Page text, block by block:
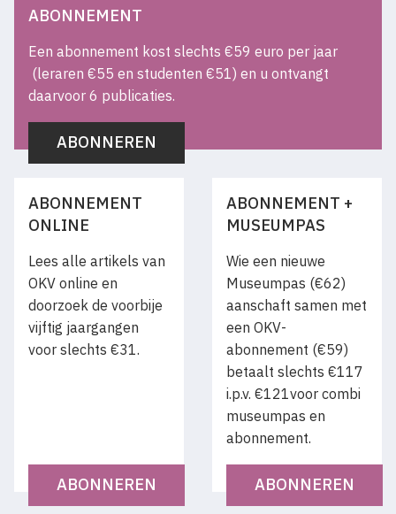
ABONNEMENT
Een abonnement kost slechts €59 euro per jaar
(leraren €55 en studenten €51) en u ontvangt
daarvoor 6 publicaties.
ABONNEREN
ABONNEMENT
ONLINE
Lees alle artikels van
OKV online en
doorzoek de voorbije
vijftig jaargangen
voor slechts €31.
ABONNEREN
ABONNEMENT +
MUSEUMPAS
Wie een nieuwe
Museumpas (€62)
aanschaft samen met
een OKV-
abonnement (€59)
betaalt slechts €117
i.p.v. €121voor combi
museumpas en
abonnement.
ABONNEREN